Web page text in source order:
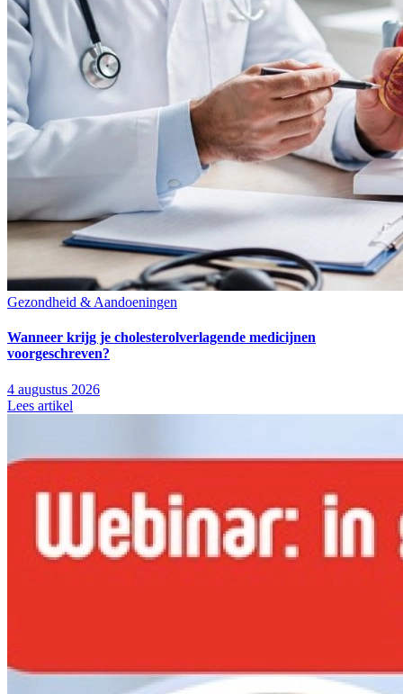
Gezondheid & Aandoeningen
Wanneer krijg je cholesterolverlagende medicijnen
voorgeschreven?
4 augustus 2026
Lees artikel